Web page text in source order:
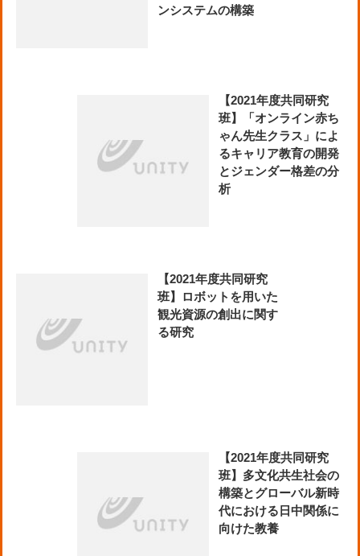
ンシステムの構築
【2021年度共同研究
班】「オンライン赤ち
ゃん先生クラス」によ
るキャリア教育の開発
とジェンダー格差の分
析
【2021年度共同研究
班】ロボットを用いた
観光資源の創出に関す
る研究
【2021年度共同研究
班】多文化共生社会の
構築とグローバル新時
代における日中関係に
向けた教養